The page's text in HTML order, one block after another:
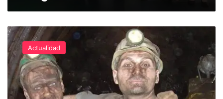
Con
el
oro
en
las
manos,
pero
Actualidad